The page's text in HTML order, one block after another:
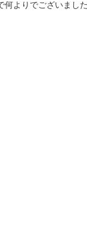
何よりでございまし